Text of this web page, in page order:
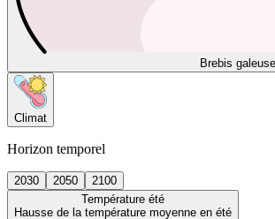
Brebis
Climat
Horizon temporel
2030 2050
2100
Température été
Hausse de la température moyenne en été